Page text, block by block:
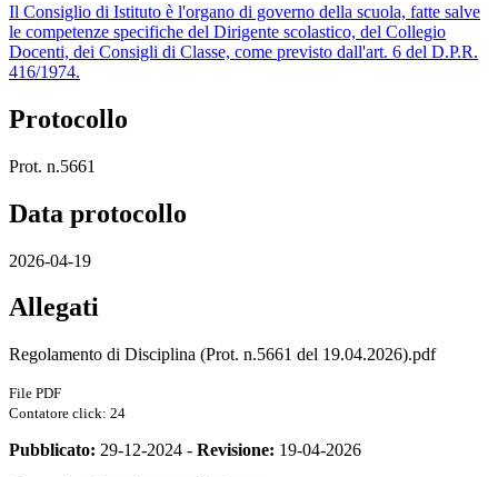
Il Consiglio di Istituto è l'organo di governo della scuola, fatte salve
le competenze specifiche del Dirigente scolastico, del Collegio
Docenti, dei Consigli di Classe, come previsto dall'art. 6 del D.P.R.
416/1974.
Protocollo
Prot. n.5661
Data protocollo
2026-04-19
Allegati
Regolamento di Disciplina (Prot. n.5661 del 19.04.2026).pdf
File PDF
Contatore click: 24
Pubblicato: 29-12-2024 - Revisione: 19-04-2026